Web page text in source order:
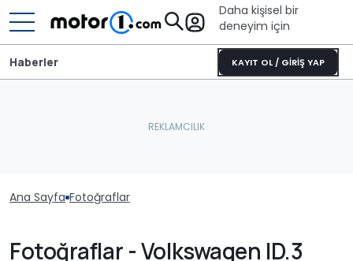
Daha kişisel bir
deneyim için
KAYIT OL / GİRİŞ YAP
Haberler
Ana Sayfa Fotoğraflar
Fotoğraflar - Volkswagen ID.3